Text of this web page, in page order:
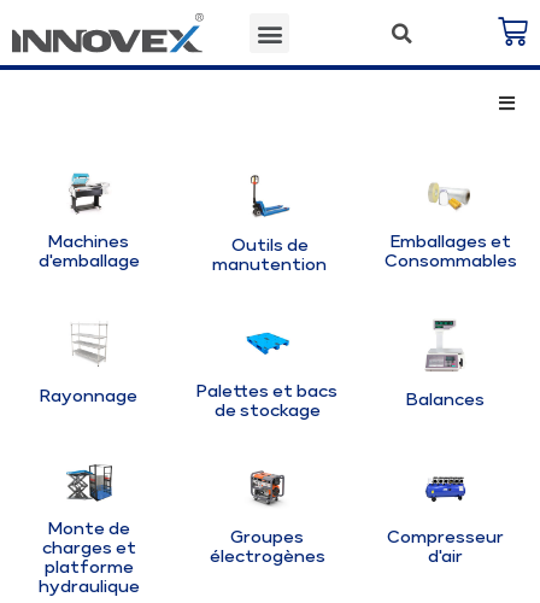
Machines
d'emballage
Outils de
manutention
Emballages et
Consommables
Rayonnage
Palettes et bacs
de stockage
Balances
Monte de
charges et
platforme
hydraulique
Groupes
électrogènes
Compresseur
d'air